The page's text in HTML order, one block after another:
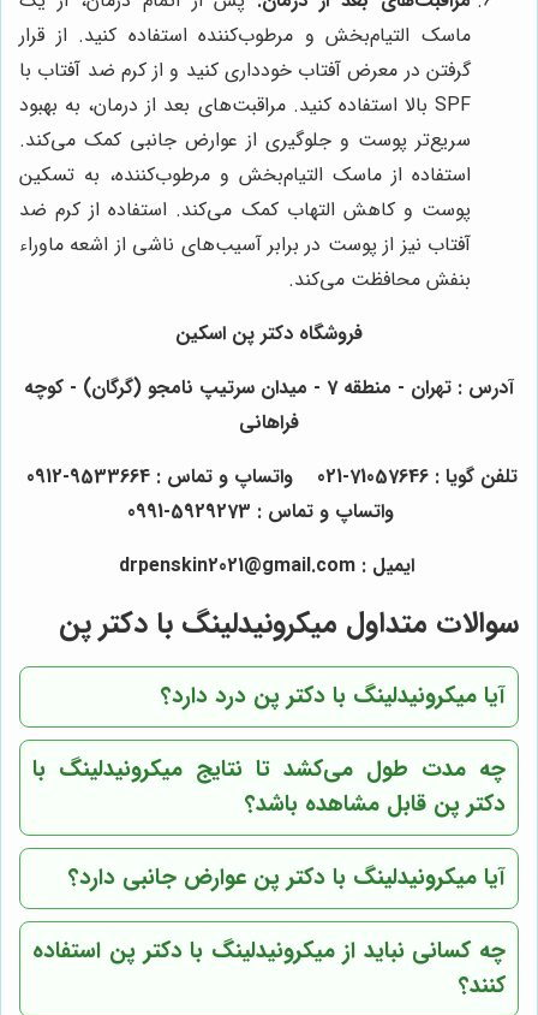
ماسک التیام‌بخش و مرطوب‌کننده استفاده کنید. از قرار
گرفتن در معرض آفتاب خودداری کنید و از کرم ضد آفتاب با
SPF بالا استفاده کنید. مراقبت‌های بعد از درمان، به بهبود
سریع‌تر پوست و جلوگیری از عوارض جانبی کمک می‌کند.
استفاده از ماسک التیام‌بخش و مرطوب‌کننده، به تسکین
پوست و کاهش التهاب کمک می‌کند. استفاده از کرم ضد
آفتاب نیز از پوست در برابر آسیب‌های ناشی از اشعه ماوراء
بنفش محافظت می‌کند.
فروشگاه دکتر پن اسکین
آدرس : تهران - منطقه 7 - میدان سرتیپ نامجو (گرگان) - کوچه
فراهانی
واتساپ و تماس : 5929273-0991
ایمیل : drpenskin2021@gmail.com
سوالات متداول میکرونیدلینگ با دکتر پن
آیا میکرونیدلینگ با دکتر پن درد دارد؟
چه مدت طول می‌کشد تا نتایج میکرونیدلینگ با
دکتر پن قابل مشاهده باشد؟
آیا میکرونیدلینگ با دکتر پن عوارض جانبی دارد؟
چه کسانی نباید از میکرونیدلینگ با دکتر پن استفاده
کنند؟